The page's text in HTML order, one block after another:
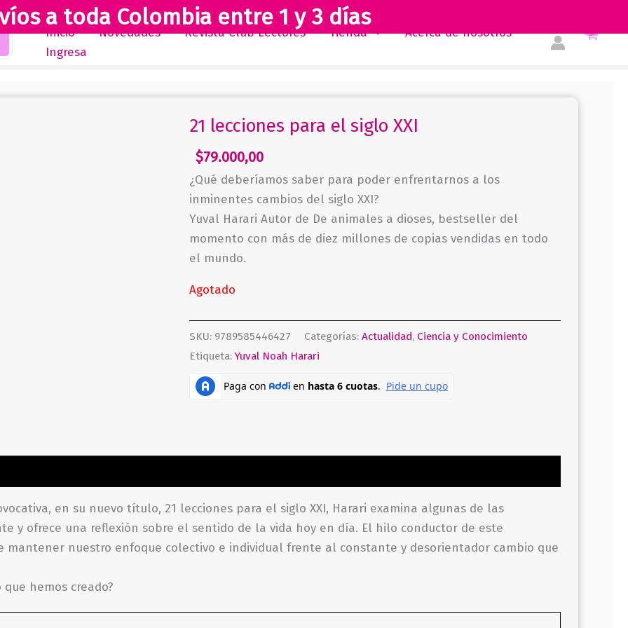
a toda Colombia entre 1 y 3 días
Inicio Novedades Revista Club Lectores Tienda
Acerca de nosotros
Ingresa
21 lecciones para el siglo XXI
$79.000,00
¿Qué deberíamos saber para poder enfrentarnos a los
inminentes cambios del siglo XXI?
Yuval Harari Autor de De animales a dioses, bestseller del
momento con más de diez millones de copias vendidas en todo
el mundo.
Agotado
SKU: 9789585446427 Categorías:Actualidad, Ciencia y Conocimiento
Etiqueta:Yuval Noah Harari
en su nuevo título, 21 lecciones para el siglo XXI, Harari examina algunas de las
y ofrece una reflexión sobre el sentido de la vida hoy en día. El hilo conductor de este
nuestro enfoque colectivo e individual frente al constante y desorientador cambio que
hemos creado?